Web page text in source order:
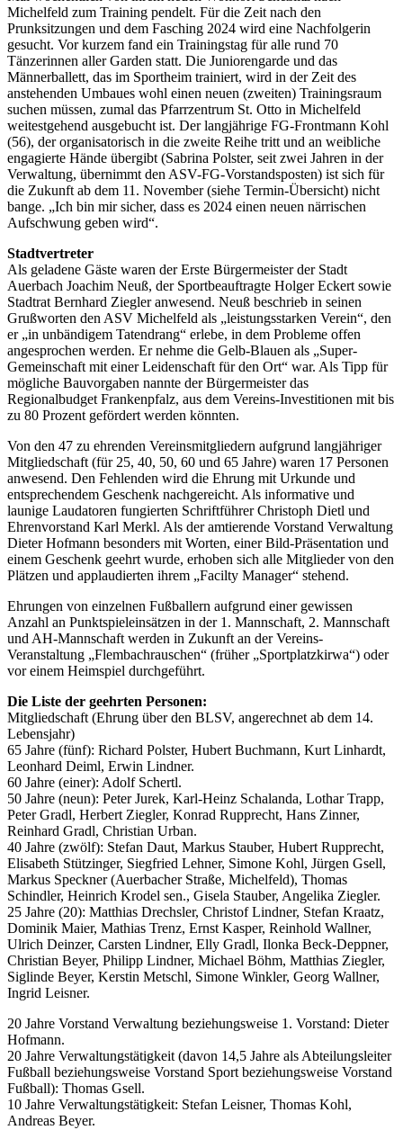
Michelfeld zum Training pendelt. Für die Zeit nach den
Prunksitzungen und dem Fasching 2024 wird eine Nachfolgerin
gesucht. Vor kurzem fand ein Trainingstag für alle rund 70
Tänzerinnen aller Garden statt. Die Juniorengarde und das
Männerballett, das im Sportheim trainiert, wird in der Zeit des
anstehenden Umbaues wohl einen neuen (zweiten) Trainingsraum
suchen müssen, zumal das Pfarrzentrum St. Otto in Michelfeld
weitestgehend ausgebucht ist. Der langjährige FG-Frontmann Kohl
(56), der organisatorisch in die zweite Reihe tritt und an weibliche
engagierte Hände übergibt (Sabrina Polster, seit zwei Jahren in der
Verwaltung, übernimmt den ASV-FG-Vorstandsposten) ist sich für
die Zukunft ab dem 11. November (siehe Termin-Übersicht) nicht
bange. „Ich bin mir sicher, dass es 2024 einen neuen närrischen
Aufschwung geben wird“.
Stadtvertreter
Als geladene Gäste waren der Erste Bürgermeister der Stadt
Auerbach Joachim Neuß, der Sportbeauftragte Holger Eckert sowie
Stadtrat Bernhard Ziegler anwesend. Neuß beschrieb in seinen
Grußworten den ASV Michelfeld als „leistungsstarken Verein“, den
er „in unbändigem Tatendrang“ erlebe, in dem Probleme offen
angesprochen werden. Er nehme die Gelb-Blauen als „Super-
Gemeinschaft mit einer Leidenschaft für den Ort“ war. Als Tipp für
mögliche Bauvorgaben nannte der Bürgermeister das
Regionalbudget Frankenpfalz, aus dem Vereins-Investitionen mit bis
zu 80 Prozent gefördert werden könnten.
Von den 47 zu ehrenden Vereinsmitgliedern aufgrund langjähriger
Mitgliedschaft (für 25, 40, 50, 60 und 65 Jahre) waren 17 Personen
anwesend. Den Fehlenden wird die Ehrung mit Urkunde und
entsprechendem Geschenk nachgereicht. Als informative und
launige Laudatoren fungierten Schriftführer Christoph Dietl und
Ehrenvorstand Karl Merkl. Als der amtierende Vorstand Verwaltung
Dieter Hofmann besonders mit Worten, einer Bild-Präsentation und
einem Geschenk geehrt wurde, erhoben sich alle Mitglieder von den
Plätzen und applaudierten ihrem „Facilty Manager“ stehend.
Ehrungen von einzelnen Fußballern aufgrund einer gewissen
Anzahl an Punktspieleinsätzen in der 1. Mannschaft, 2. Mannschaft
und AH-Mannschaft werden in Zukunft an der Vereins-
Veranstaltung „Flembachrauschen“ (früher „Sportplatzkirwa“) oder
vor einem Heimspiel durchgeführt.
Die Liste der geehrten Personen:
Mitgliedschaft (Ehrung über den BLSV, angerechnet ab dem 14.
Lebensjahr)
65 Jahre (fünf): Richard Polster, Hubert Buchmann, Kurt Linhardt,
Leonhard Deiml, Erwin Lindner.
60 Jahre (einer): Adolf Schertl.
50 Jahre (neun): Peter Jurek, Karl-Heinz Schalanda, Lothar Trapp,
Peter Gradl, Herbert Ziegler, Konrad Rupprecht, Hans Zinner,
Reinhard Gradl, Christian Urban.
40 Jahre (zwölf): Stefan Daut, Markus Stauber, Hubert Rupprecht,
Elisabeth Stützinger, Siegfried Lehner, Simone Kohl, Jürgen Gsell,
Markus Speckner (Auerbacher Straße, Michelfeld), Thomas
Schindler, Heinrich Krodel sen., Gisela Stauber, Angelika Ziegler.
25 Jahre (20): Matthias Drechsler, Christof Lindner, Stefan Kraatz,
Dominik Maier, Mathias Trenz, Ernst Kasper, Reinhold Wallner,
Ulrich Deinzer, Carsten Lindner, Elly Gradl, Ilonka Beck-Deppner,
Christian Beyer, Philipp Lindner, Michael Böhm, Matthias Ziegler,
Siglinde Beyer, Kerstin Metschl, Simone Winkler, Georg Wallner,
Ingrid Leisner.
20 Jahre Vorstand Verwaltung beziehungsweise 1. Vorstand: Dieter
Hofmann.
20 Jahre Verwaltungstätigkeit (davon 14,5 Jahre als Abteilungsleiter
Fußball beziehungsweise Vorstand Sport beziehungsweise Vorstand
Fußball): Thomas Gsell.
10 Jahre Verwaltungstätigkeit: Stefan Leisner, Thomas Kohl,
Andreas Beyer.